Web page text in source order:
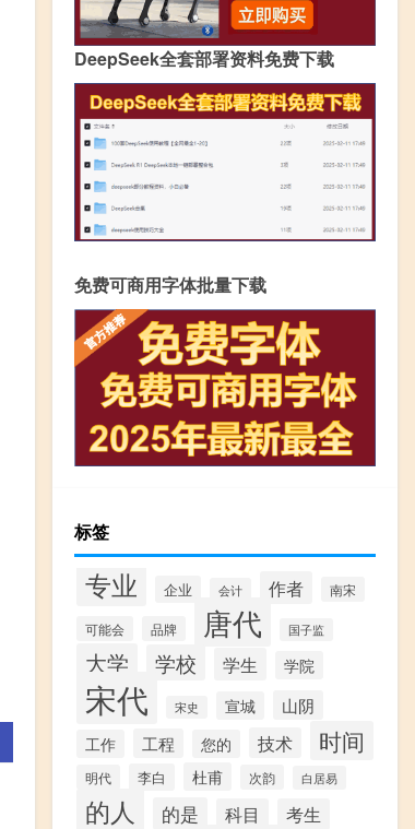
DeepSeek全套部署资料免费下载
免费可商用字体批量下载
标签
专业 企业 会计 作者 南宋
可能会 品牌 唐代 国子监
大学 学校 学生 学院
宋代 宋史 宣城 山阴
工作 工程 您的 技术 时间
明代 李白 杜甫 次韵 白居易
的人 的是 科目 考生